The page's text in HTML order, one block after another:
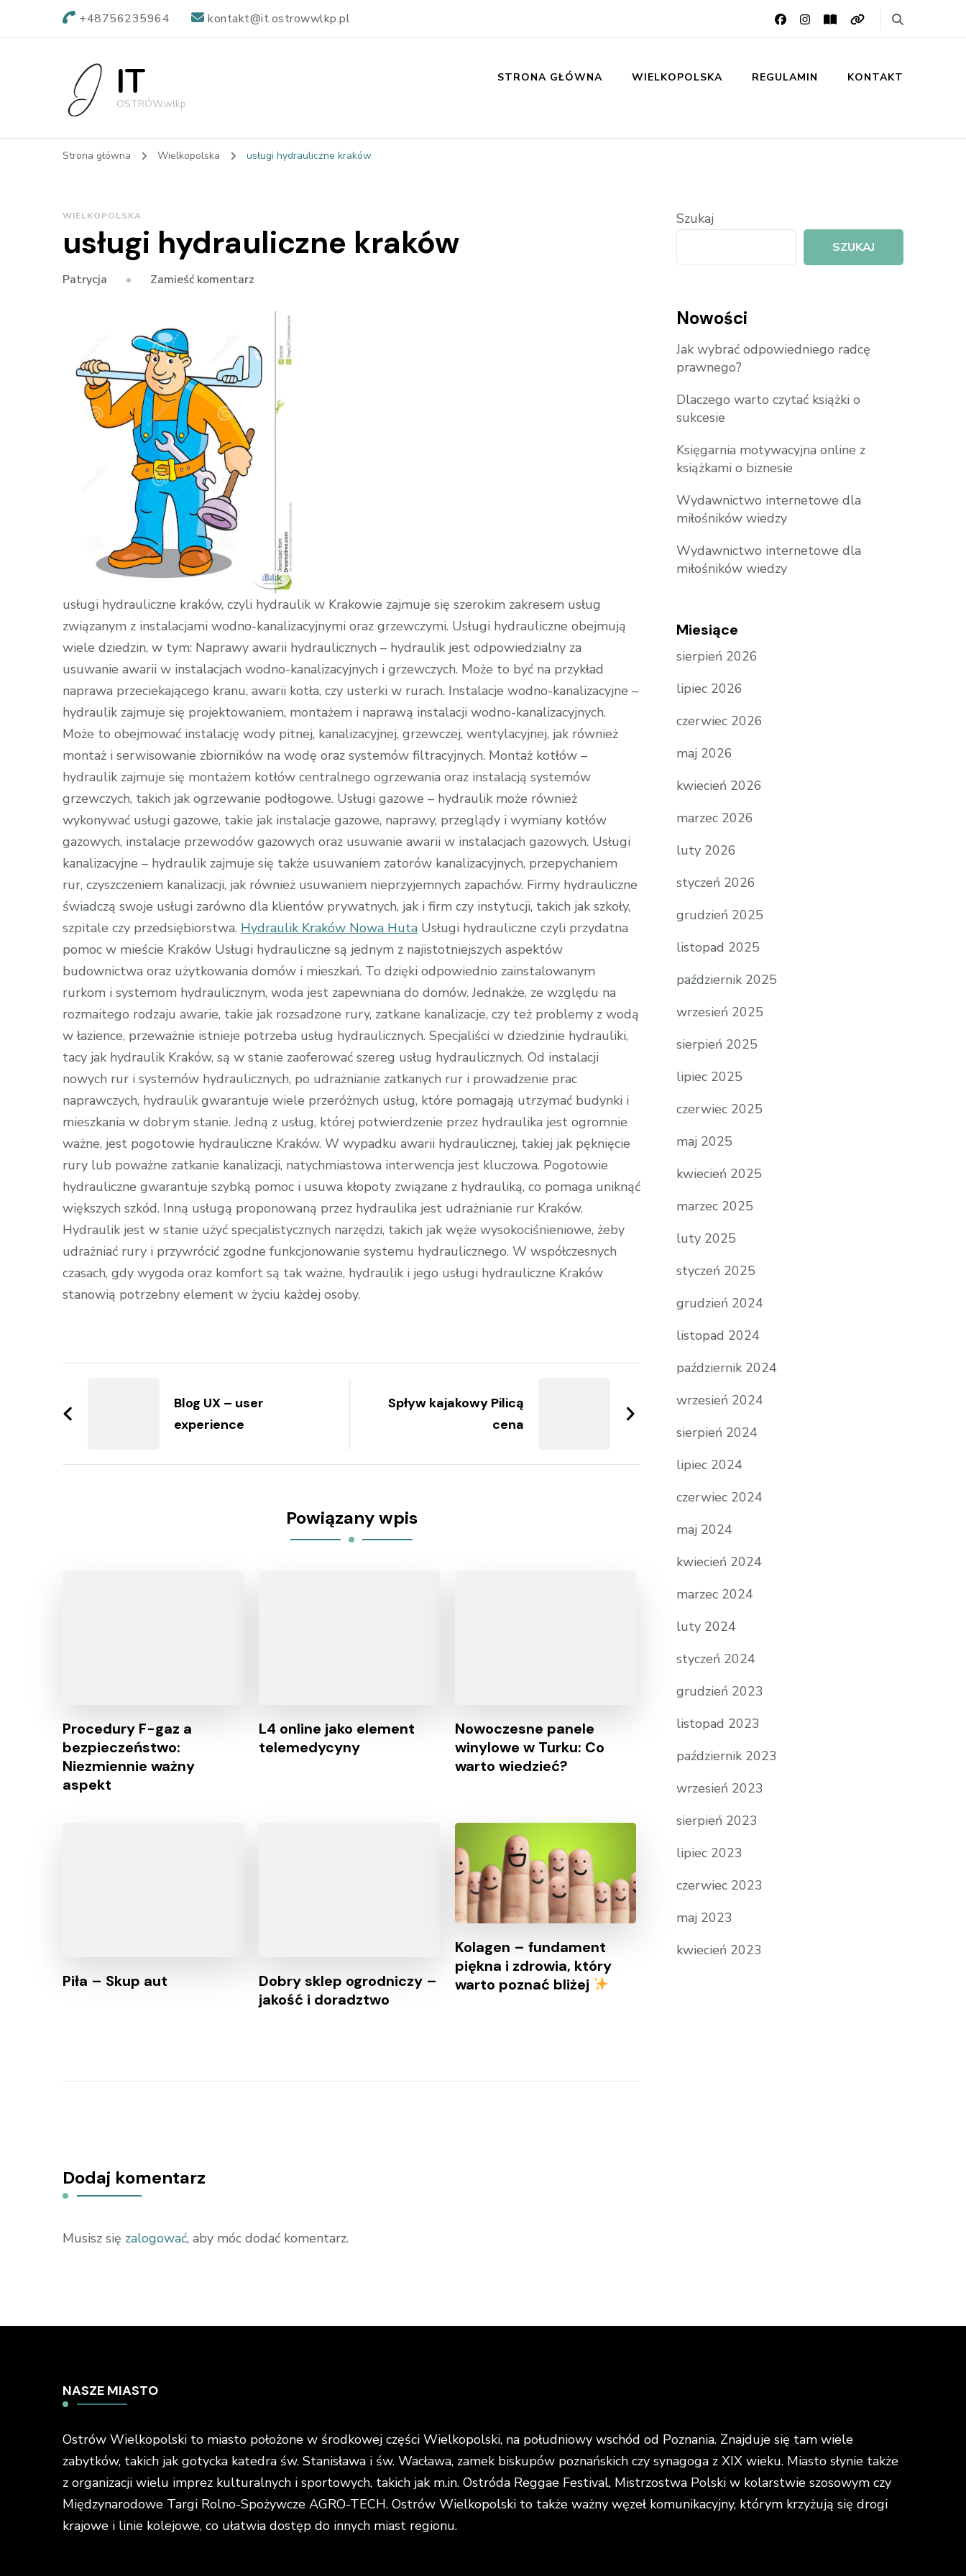
+48756235964 kontakt@it.ostrowwlkp.pl
IT
OSTRÓW.wlkp
STRONA GŁÓWNA WIELKOPOLSKA REGULAMIN KONTAKT
Strona główna Wielkopolska usługi hydrauliczne kraków
WIELKOPOLSKA
usługi hydrauliczne kraków
Patrycja Zamieść komentarz
usługi
hydrauliczne
kraków
usługi hydrauliczne kraków, czyli hydraulik w Krakowie zajmuje się szerokim zakresem usług
związanym z instalacjami wodno-kanalizacyjnymi oraz grzewczymi. Usługi hydrauliczne obejmują
wiele dziedzin, w tym: Naprawy awarii hydraulicznych – hydraulik jest odpowiedzialny za
usuwanie awarii w instalacjach wodno-kanalizacyjnych i grzewczych. Może to być na przykład
naprawa przeciekającego kranu, awarii kotła, czy usterki w rurach. Instalacje wodno-kanalizacyjne –
hydraulik zajmuje się projektowaniem, montażem i naprawą instalacji wodno-kanalizacyjnych.
Może to obejmować instalację wody pitnej, kanalizacyjnej, grzewczej, wentylacyjnej, jak również
montaż i serwisowanie zbiorników na wodę oraz systemów filtracyjnych. Montaż kotłów –
hydraulik zajmuje się montażem kotłów centralnego ogrzewania oraz instalacją systemów
grzewczych, takich jak ogrzewanie podłogowe. Usługi gazowe – hydraulik może również
wykonywać usługi gazowe, takie jak instalacje gazowe, naprawy, przeglądy i wymiany kotłów
gazowych, instalacje przewodów gazowych oraz usuwanie awarii w instalacjach gazowych. Usługi
kanalizacyjne – hydraulik zajmuje się także usuwaniem zatorów kanalizacyjnych, przepychaniem
rur, czyszczeniem kanalizacji, jak również usuwaniem nieprzyjemnych zapachów. Firmy hydrauliczne
świadczą swoje usługi zarówno dla klientów prywatnych, jak i firm czy instytucji, takich jak szkoły,
szpitale czy przedsiębiorstwa. Hydraulik Kraków Nowa Huta Usługi hydrauliczne czyli przydatna
pomoc w mieście Kraków Usługi hydrauliczne są jednym z najistotniejszych aspektów
budownictwa oraz użytkowania domów i mieszkań. To dzięki odpowiednio zainstalowanym
rurkom i systemom hydraulicznym, woda jest zapewniana do domów. Jednakże, ze względu na
rozmaitego rodzaju awarie, takie jak rozsadzone rury, zatkane kanalizacje, czy też problemy z wodą
w łazience, przeważnie istnieje potrzeba usług hydraulicznych. Specjaliści w dziedzinie hydrauliki,
tacy jak hydraulik Kraków, są w stanie zaoferować szereg usług hydraulicznych. Od instalacji
nowych rur i systemów hydraulicznych, po udrażnianie zatkanych rur i prowadzenie prac
naprawczych, hydraulik gwarantuje wiele przeróżnych usług, które pomagają utrzymać budynki i
mieszkania w dobrym stanie. Jedną z usług, której potwierdzenie przez hydraulika jest ogromnie
ważne, jest pogotowie hydrauliczne Kraków. W wypadku awarii hydraulicznej, takiej jak pęknięcie
rury lub poważne zatkanie kanalizacji, natychmiastowa interwencja jest kluczowa. Pogotowie
hydrauliczne gwarantuje szybką pomoc i usuwa kłopoty związane z hydrauliką, co pomaga uniknąć
większych szkód. Inną usługą proponowaną przez hydraulika jest udrażnianie rur Kraków.
Hydraulik jest w stanie użyć specjalistycznych narzędzi, takich jak węże wysokociśnieniowe, żeby
udrażniać rury i przywrócić zgodne funkcjonowanie systemu hydraulicznego. W współczesnych
czasach, gdy wygoda oraz komfort są tak ważne, hydraulik i jego usługi hydrauliczne Kraków
stanowią potrzebny element w życiu każdej osoby.
wpisy
Blog UX – user
experience
Spływ kajakowy Pilicą
cena
Powiązany wpis
Procedury F-gaz a
bezpieczeństwo:
Niezmiennie ważny
aspekt
L4 online jako element
telemedycyny
Nowoczesne panele
winylowe w Turku: Co
warto wiedzieć?
Piła – Skup aut
Dobry sklep ogrodniczy –
jakość i doradztwo
Kolagen – fundament
piękna i zdrowia, który
warto poznać bliżej
Dodaj komentarz
Musisz się zalogować, aby móc dodać komentarz.
Szukaj
SZUKAJ
Nowości
Jak wybrać odpowiedniego radcę
prawnego?
Dlaczego warto czytać książki o
sukcesie
Księgarnia motywacyjna online z
książkami o biznesie
Wydawnictwo internetowe dla
miłośników wiedzy
Wydawnictwo internetowe dla
miłośników wiedzy
Miesiące
sierpień 2026
lipiec 2026
czerwiec 2026
maj 2026
kwiecień 2026
marzec 2026
luty 2026
styczeń 2026
grudzień 2025
listopad 2025
październik 2025
wrzesień 2025
sierpień 2025
lipiec 2025
czerwiec 2025
maj 2025
kwiecień 2025
marzec 2025
luty 2025
styczeń 2025
grudzień 2024
listopad 2024
październik 2024
wrzesień 2024
sierpień 2024
lipiec 2024
czerwiec 2024
maj 2024
kwiecień 2024
marzec 2024
luty 2024
styczeń 2024
grudzień 2023
listopad 2023
październik 2023
wrzesień 2023
sierpień 2023
lipiec 2023
czerwiec 2023
maj 2023
kwiecień 2023
NASZE MIASTO
Ostrów Wielkopolski to miasto położone w środkowej części Wielkopolski, na południowy wschód od Poznania. Znajduje się tam wiele
zabytków, takich jak gotycka katedra św. Stanisława i św. Wacława, zamek biskupów poznańskich czy synagoga z XIX wieku. Miasto słynie także
z organizacji wielu imprez kulturalnych i sportowych, takich jak m.in. Ostróda Reggae Festival, Mistrzostwa Polski w kolarstwie szosowym czy
Międzynarodowe Targi Rolno-Spożywcze AGRO-TECH. Ostrów Wielkopolski to także ważny węzeł komunikacyjny, którym krzyżują się drogi
krajowe i linie kolejowe, co ułatwia dostęp do innych miast regionu.